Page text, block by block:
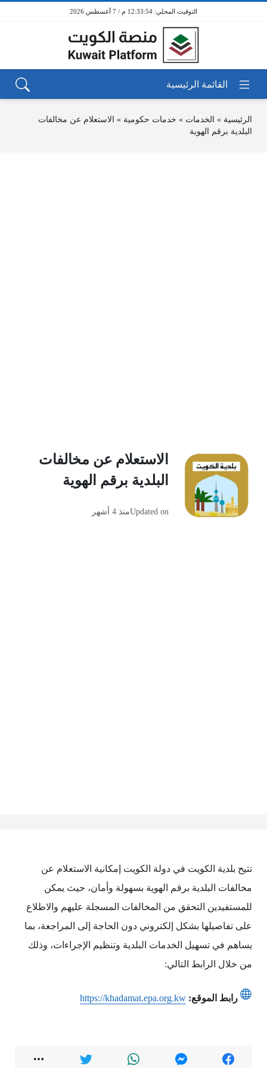
12:33:54 م / 7 أغسطس 2026
الرئيسية » الخدمات » خدمات حكومية » الاستعلام عن مخالفات
البلدية برقم الهوية
الاستعلام عن مخالفات
البلدية برقم الهوية
Updated onمنذ 4 أشهر
تتيح بلدية الكويت في دولة الكويت إمكانية الاستعلام عن
مخالفات البلدية برقم الهوية بسهولة وأمان، حيث يمكن
للمستفيدين التحقق من المخالفات المسجلة عليهم والاطلاع
على تفاصيلها بشكل إلكتروني دون الحاجة إلى المراجعة، بما
يساهم في تسهيل الخدمات البلدية وتنظيم الإجراءات، وذلك
من خلال الرابط التالي:
رابط الموقع: https://khadamat.epa.org.kw